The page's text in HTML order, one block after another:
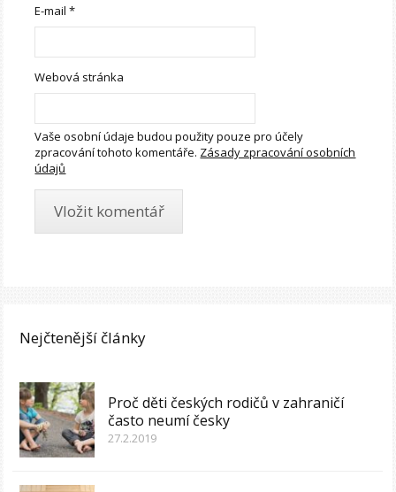
E-mail*
Webová stránka
Vaše osobní údaje budou použity pouze pro účely
zpracování tohoto komentáře. Zásady zpracování osobních
údajů
Nejčtenější články
Proč děti českých rodičů v zahraničí
často neumí česky
27.2.2019